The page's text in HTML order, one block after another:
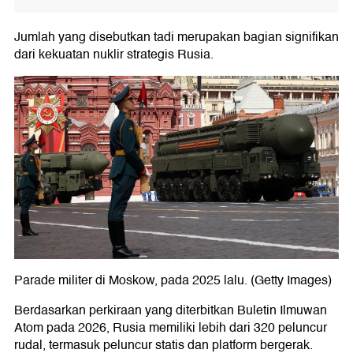
Jumlah yang disebutkan tadi merupakan bagian signifikan
dari kekuatan nuklir strategis Rusia.
Parade militer di Moskow, pada 2025 lalu. (Getty Images)
Berdasarkan perkiraan yang diterbitkan Buletin Ilmuwan
Atom pada 2026, Rusia memiliki lebih dari 320 peluncur
rudal, termasuk peluncur statis dan platform bergerak.